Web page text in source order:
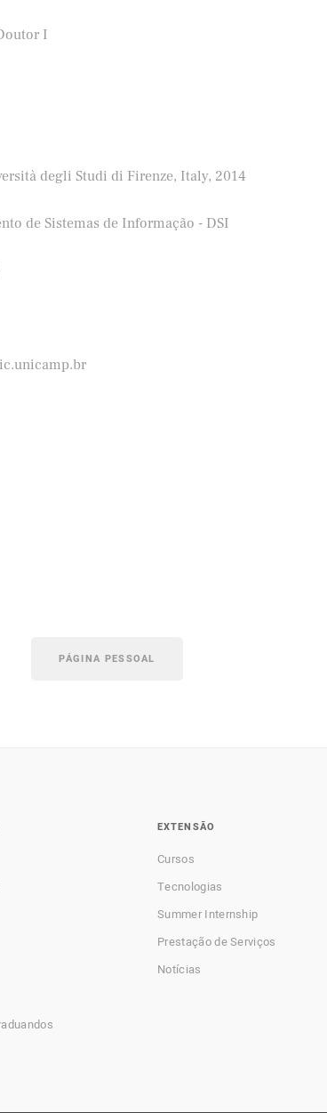
I
degli Studi di Firenze, Italy, 2014
de Sistemas de Informação - DSI
PÁGINA PESSOAL
EXTENSÃO
Cursos
Tecnologias
Summer Internship
Prestação de Serviços
Notícias